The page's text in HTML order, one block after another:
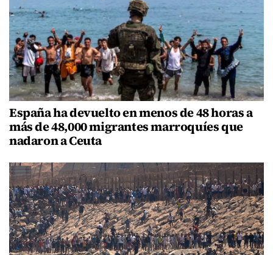
España ha devuelto en menos de 48 horas a
más de 48,000 migrantes marroquíes que
nadaron a Ceuta